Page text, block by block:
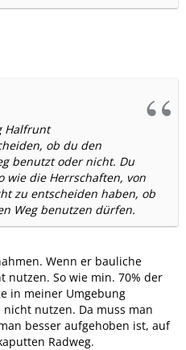
Halfrunt
ob du den
benutzt oder nicht. Du
wie die Herrschaften, von
zu entscheiden haben, ob
Weg benutzen dürfen.
Wenn er bauliche
nutzen. So wie min. 70% der
in meiner Umgebung
nutzen. Da muss man
besser aufgehoben ist, auf
Radweg.